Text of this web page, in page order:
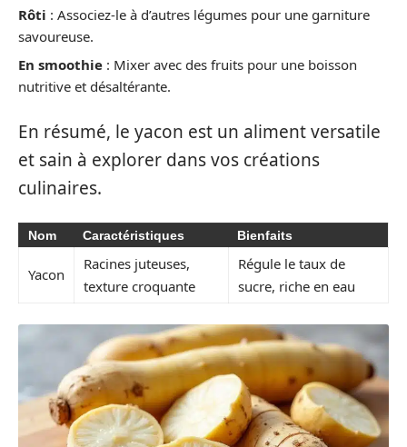
Rôti : Associez-le à d’autres légumes pour une garniture
savoureuse.
En smoothie : Mixer avec des fruits pour une boisson
nutritive et désaltérante.
En résumé, le yacon est un aliment versatile
et sain à explorer dans vos créations
culinaires.
Nom Caractéristiques Bienfaits
Yacon
Racines juteuses,
texture croquante
Régule le taux de
sucre, riche en eau